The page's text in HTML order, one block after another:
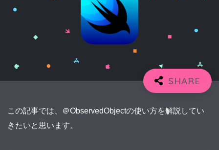
この記事では、＠ObservedObjectの使い方を解説してい
きたいと思います。